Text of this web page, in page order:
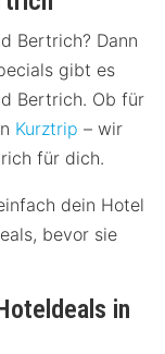
Bertrich? Dann
gibt es
Bertrich. Ob für
Kurztrip – wir
für dich.
dein Hotel
bevor sie
in